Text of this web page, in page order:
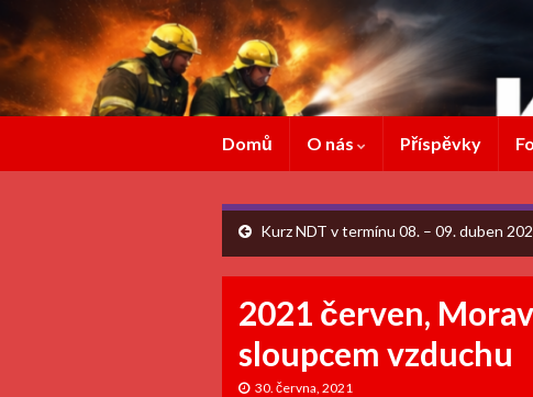
Domů O nás Příspěvky
Kurz NDT v termínu 08. – 09. duben
2021 červen,
sloupcem vzduchu
30. června, 2021